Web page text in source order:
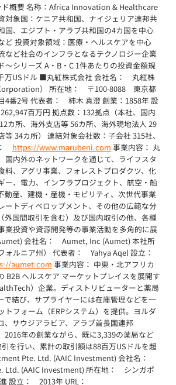
概要 名称：Africa Innovation & Healthcare
対象国：ケニア共和国、ナイジェリア連邦共
国、エジプト・アラブ共和国の4カ国を中心
ど 投資対象領域：医療・ヘルスケアを中心
など社会のインフラとなるテクノロジー企業
〜シリーズ A・B・C 1件あたりの投資金額規
万USドル ■丸紅株式会社 会社名： 丸紅株
） 所在地： 〒100-8088 東京都
4番2号 代表者： 柿木 真澄 創業：1858年 設
百万円 拠点数：132拠点（本社、国内
カ所、海外支店等 56カ所、海外現地法人 29
34カ所） 連結対象会社数：子会社 315社、
https://www.marubeni.com 事業内容： 丸
国内外のネットワークを通じて、ライフスタ
料、アグリ事業、フォレストプロダクツ、化
ー、電力、インフラプロジェクト、航空・船
動産、建機・産機・モビリティ、次世代事業
ートディベロップメント、その他の広範な分
外国間取引を含む）及び国内取引の他、各種
業投資や資源開発等の事業活動を多角的に展
会社名： Aumet, Inc (Aumet) 本社所
ルニア州） 代表者： Yahya Aqel 設立：
aumet.com 事業内容： 中東・北アフリカ
B2B ヘルスケア マーケットプレイスを展開す
）企業。ディストリビューターと薬局
で結び、サプライヤーには在庫管理などを一
トフォーム（ERPシステム）を提供。ヨルダ
、サウジアラビア、アラブ首長国連邦
2016年の創業ながら、既に3,339の薬局など
を行い、累計の取引額は88百万USドルを超
Pte. Ltd. (AAIC Investment) 会社名：
Ltd. (AAIC Investment) 所在地： シンガポ
設立： 2013年 URL：